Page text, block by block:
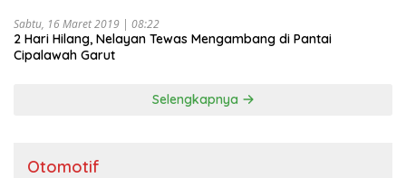
Sabtu, 16 Maret 2019 | 08:22
2 Hari Hilang, Nelayan Tewas Mengambang di Pantai
Cipalawah Garut
Selengkapnya
Otomotif